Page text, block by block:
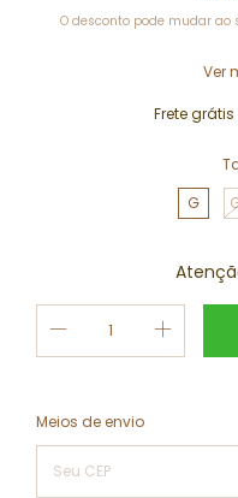
O desconto pode mudar ao
Ver
Frete grátis
G
Entregas para o CEP:
Meios de envio